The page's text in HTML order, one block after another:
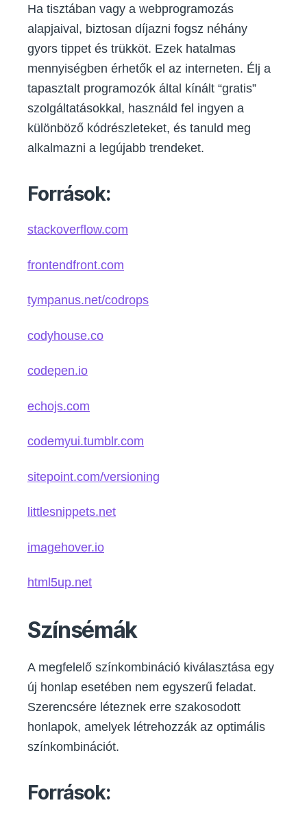
Ha tisztában vagy a webprogramozás
alapjaival, biztosan díjazni fogsz néhány
gyors tippet és trükköt. Ezek hatalmas
mennyiségben érhetők el az interneten. Élj a
tapasztalt programozók által kínált “gratis”
szolgáltatásokkal, használd fel ingyen a
különböző kódrészleteket, és tanuld meg
alkalmazni a legújabb trendeket.
Források:
stackoverflow.com
frontendfront.com
tympanus.net/codrops
codyhouse.co
codepen.io
echojs.com
codemyui.tumblr.com
sitepoint.com/versioning
littlesnippets.net
imagehover.io
html5up.net
Színsémák
A megfelelő színkombináció kiválasztása egy
új honlap esetében nem egyszerű feladat.
Szerencsére léteznek erre szakosodott
honlapok, amelyek létrehozzák az optimális
színkombinációt.
Források: